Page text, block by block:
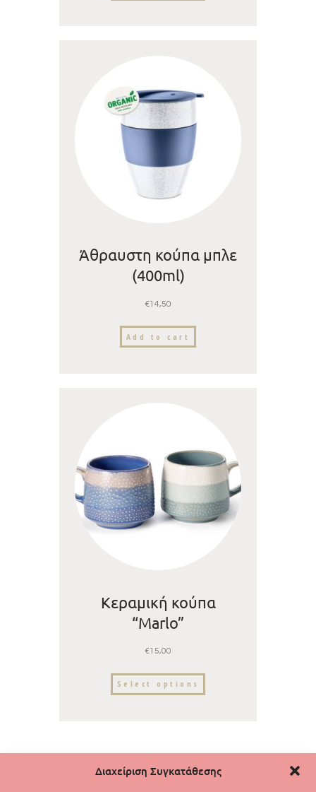
Διαχείριση Συγκατάθεσης
Άθραυστη κούπα μπλε
(400ml)
€14,50
Add to cart
Κεραμική κούπα
“Marlo”
€15,00
Select options